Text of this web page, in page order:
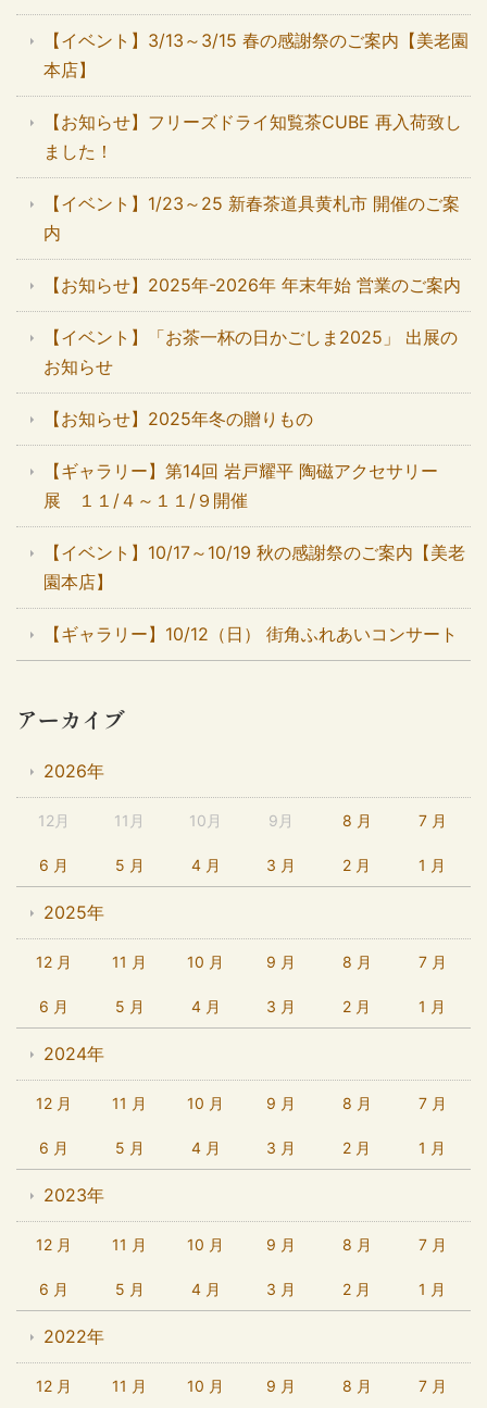
【イベント】3/13～3/15 春の感謝祭のご案内【美老園
本店】
【お知らせ】フリーズドライ知覧茶CUBE 再入荷致し
ました！
【イベント】1/23～25 新春茶道具黄札市 開催のご案
内
【お知らせ】2025年-2026年 年末年始 営業のご案内
【イベント】「お茶一杯の日かごしま2025」 出展の
お知らせ
【お知らせ】2025年冬の贈りもの
【ギャラリー】第14回 岩戸耀平 陶磁アクセサリー
展 １１/４～１１/９開催
【イベント】10/17～10/19 秋の感謝祭のご案内【美老
園本店】
【ギャラリー】10/12（日） 街角ふれあいコンサート
アーカイブ
2026年
12月 11月 10月 9月 8 月 7 月
6 月 5 月 4 月 3 月 2 月 1 月
2025年
12 月 11 月 10 月 9 月 8 月 7 月
6 月 5 月 4 月 3 月 2 月 1 月
2024年
12 月 11 月 10 月 9 月 8 月 7 月
6 月 5 月 4 月 3 月 2 月 1 月
2023年
12 月 11 月 10 月 9 月 8 月 7 月
6 月 5 月 4 月 3 月 2 月 1 月
2022年
12 月 11 月 10 月 9 月 8 月 7 月